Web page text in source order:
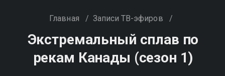
Главная / Записи ТВ-эфиров /
Экстремальный сплав по
рекам Канады (сезон 1)